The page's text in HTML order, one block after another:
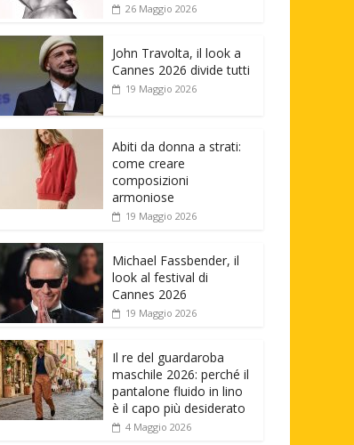
26 Maggio 2026
John Travolta, il look a
Cannes 2026 divide tutti
19 Maggio 2026
Abiti da donna a strati:
come creare
composizioni
armoniose
19 Maggio 2026
Michael Fassbender, il
look al festival di
Cannes 2026
19 Maggio 2026
Il re del guardaroba
maschile 2026: perché il
pantalone fluido in lino
è il capo più desiderato
4 Maggio 2026